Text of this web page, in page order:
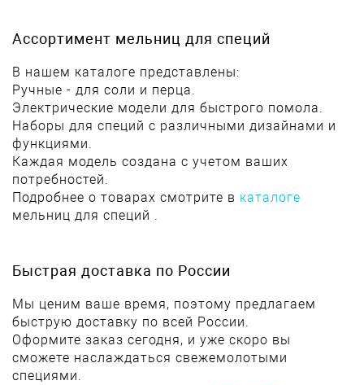
Ассортимент мельниц для специй
В нашем каталоге представлены:
Ручные - для соли и перца.
Электрические модели для быстрого помола.
Наборы для специй с различными дизайнами и
функциями.
Каждая модель создана с учетом ваших
потребностей.
Подробнее о товарах смотрите в каталоге
мельниц для специй .
Быстрая доставка по России
Мы ценим ваше время, поэтому предлагаем
быструю доставку по всей России.
Оформите заказ сегодня, и уже скоро вы
сможете наслаждаться свежемолотыми
специями.